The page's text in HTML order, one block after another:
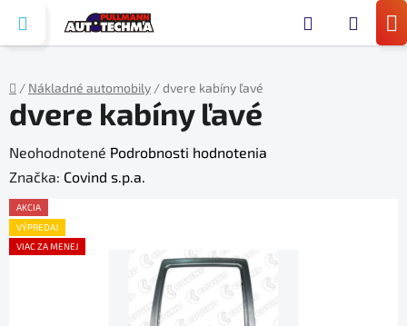
obsah
Domov
/ Nákladné automobily /dvere kabíny ľavé
dvere kabíny ľavé
Priemerné
hodnotenie
produktu
je
0,0
Neohodnotené Podrobnosti hodnotenia
Značka: Covind s.p.a.
AKCIA
VÝPREDAJ
VIAC ZA MENEJ